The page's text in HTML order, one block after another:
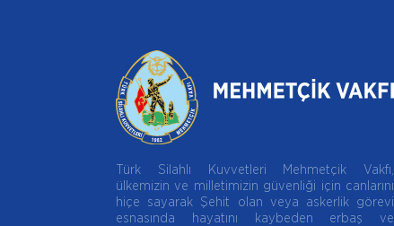
Türk Silahlı Kuvvetleri Mehmetçik Vakfı,
ülkemizin ve milletimizin güvenliği için canlarını
hiçe sayarak Şehit olan veya askerlik görevi
esnasında hayatını kaybeden erbaş ve